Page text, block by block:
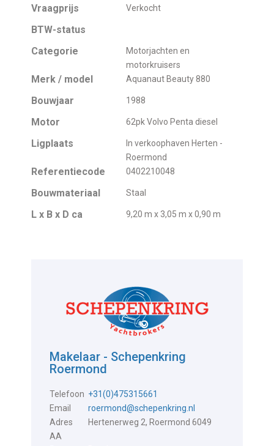
Vraagprijs Verkocht
BTW-status
Categorie
Motorjachten en
motorkruisers
Merk / model Aquanaut Beauty 880
Bouwjaar 1988
Motor 62pk Volvo Penta diesel
Ligplaats
In verkoophaven Herten -
Roermond
Referentiecode 0402210048
Bouwmateriaal Staal
L x B x D ca 9,20 m x 3,05 m x 0,90 m
Makelaar - Schepenkring
Roermond
Telefoon +31(0)475315661
Email
roermond@schepenkring.nl
Adres
Hertenerweg 2, Roermond 6049
AA